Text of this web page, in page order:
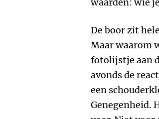
De boor zit
Maar waarom
fotolijstje aan
avonds de
een
Genegenheid.